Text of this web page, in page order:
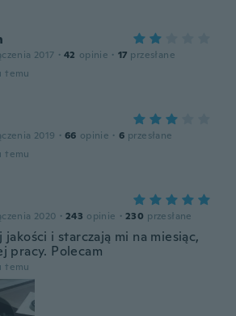
2017 · 42 opinie · 17 przesłane
temu
2019 · 66 opinie · 6 przesłane
temu
2020 · 243 opinie · 230 przesłane
jakości i starczają mi na miesiąc,
pracy. Polecam
temu